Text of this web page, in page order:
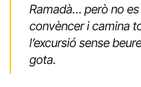
Ramadà… però no
convèncer i camina
l’excursió sense
gota.